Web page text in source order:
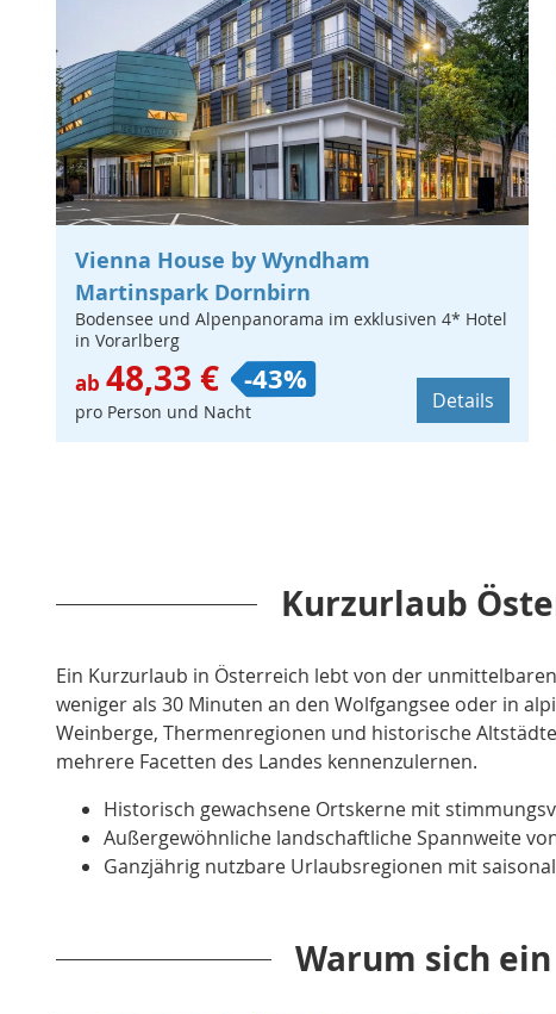
Vienna House by Wyndham
Martinspark Dornbirn
Bodensee und Alpenpanorama im exklusiven 4* Hotel
in Vorarlberg
ab 48,33 € -43%
pro Person und Nacht Details
Kurzurlaub
Ein Kurzurlaub in Österreich lebt von der
weniger als 30 Minuten an den Wolfgangsee oder in
Weinberge, Thermenregionen und historische
mehrere Facetten des Landes kennenzulernen.
Historisch gewachsene Ortskerne mit
Außergewöhnliche landschaftliche Spannweite
Ganzjährig nutzbare Urlaubsregionen mit
Warum sich